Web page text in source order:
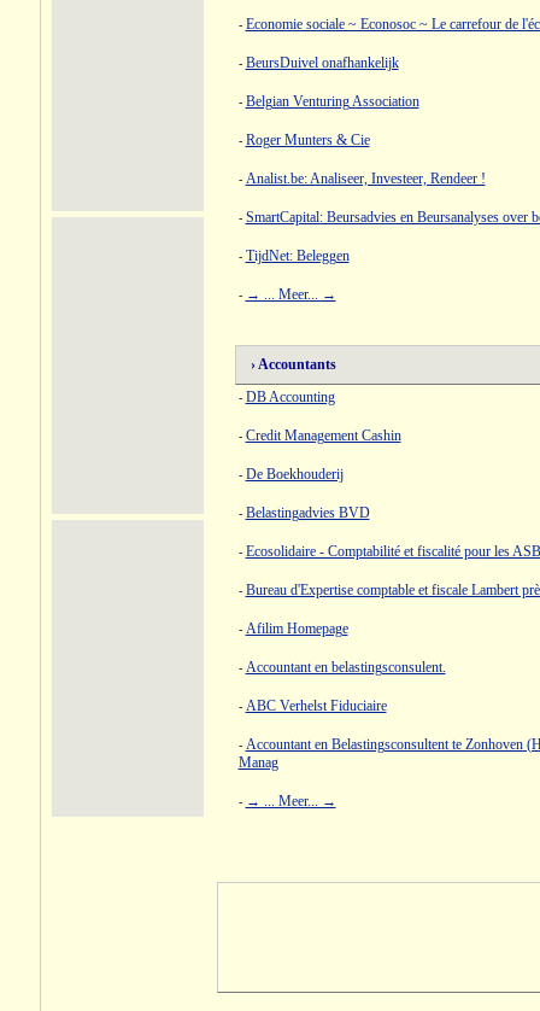
- Economie sociale ~ Econosoc ~ Le carrefour de
- BeursDuivel onafhankelijk
- Belgian Venturing Association
- Roger Munters & Cie
- Analist.be: Analiseer, Investeer, Rendeer !
- SmartCapital: Beursadvies en Beursanalyses over
- TijdNet: Beleggen
- → ... Meer... →
› Accountants
- DB Accounting
- Credit Management Cashin
- De Boekhouderij
- Belastingadvies BVD
- Ecosolidaire - Comptabilité et fiscalité pour les
- Bureau d'Expertise comptable et fiscale Lambert
- Afilim Homepage
- Accountant en belastingsconsulent.
- ABC Verhelst Fiduciaire
- Accountant en Belastingsconsultent te Zonhoven
Manag
- → ... Meer... →